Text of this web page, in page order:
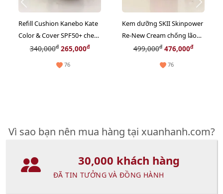
Refill Cushion Kanebo Kate
Color & Cover SPF50+ che
phủ tốt, lì mịn, #05 sáng tự
340,000đ265,000đ
76
Kem dưỡng SKII Skinpower
Re-New Cream chống lão
hóa, phục hồi nuôi dưỡng
499,000đ476,000đ
76
Vì sao bạn nên mua hàng tại xuanhanh.com?
30,000 khách hàng
ĐÃ TIN TƯỞNG VÀ ĐỒNG HÀNH